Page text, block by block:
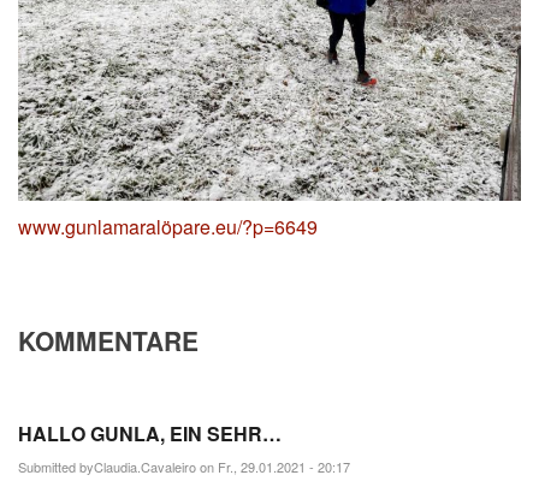
www.gunlamaralöpare.eu/?p=6649
KOMMENTARE
HALLO GUNLA, EIN SEHR…
Submitted byClaudia.Cavaleiroon Fr., 29.01.2021 - 20:17